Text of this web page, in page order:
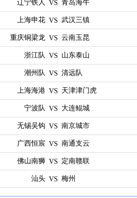
辽宁铁人 VS 青岛海牛
上海申花 VS 武汉三镇
重庆铜梁龙 VS 云南玉昆
浙江队 VS 山东泰山
潮州队 VS 清远队
上海海港 VS 天津津门虎
宁波队 VS 大连鲲城
无锡吴钩 VS 南京城市
广西恒宸 VS 南通支云
佛山南狮 VS 定南赣联
汕头 VS 梅州